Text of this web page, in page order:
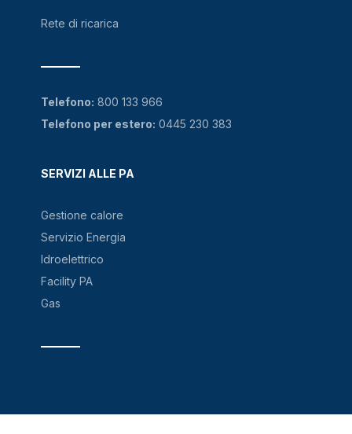
Rete di ricarica
SERVIZI ALLE PA
Gestione calore
Servizio Energia
Idroelettrico
Facility PA
Gas
Telefono: 800 133 966
Telefono per estero: 0445 230 383